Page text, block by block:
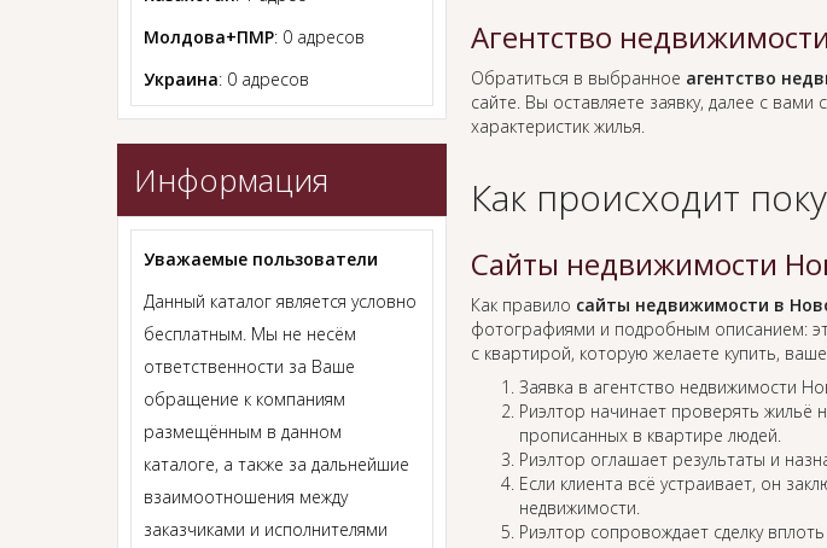
Агентство
Обратиться в выбранное агентство
сайте. Вы оставляете заявку, далее с
характеристик жилья.
Как происходит
Сайты недвижимости
Как правило сайты недвижимости в
фотографиями и подробным описанием:
с квартирой, которую желаете купить, ваше
Заявка в агентство недвижимости
Риэлтор начинает проверять жильё
прописанных в квартире людей.
Риэлтор оглашает результаты и
Если клиента всё устраивает, он
недвижимости.
Риэлтор сопровождает сделку
Молдова+ПМР: 0 адресов
Украина: 0 адресов
Информация
Уважаемые пользователи
Данный каталог является условно
бесплатным. Мы не несём
ответственности за Ваше
обращение к компаниям
размещённым в данном
каталоге, а также за дальнейшие
взаимоотношения между
заказчиками и исполнителями